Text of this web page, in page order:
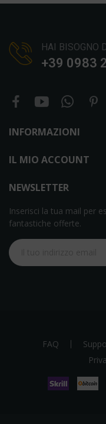
HAI BISOGNO
+39 0983
INFORMAZIONI
IL MIO ACCOUNT
NEWSLETTER
Inserisci la tua mail per
fantastiche offerte.
FAQ